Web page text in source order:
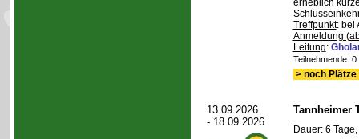
erheblich
Treffpunkt: bei
Anmeldung
Leitung:
Teilnehmende:
> noch
13.09.2026
- 18.09.2026
Tannheimer
Dauer: 6